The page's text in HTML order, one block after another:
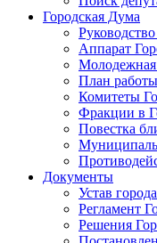
Городская Дума
Аппарат
Молодежная
План
Комитеты
Фракции в
Повестка
Документы
Устав
Регламент
Решения